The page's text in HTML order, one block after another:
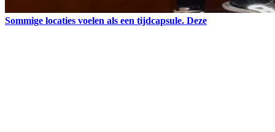
Sommige locaties voelen als een tijdcapsule. Deze